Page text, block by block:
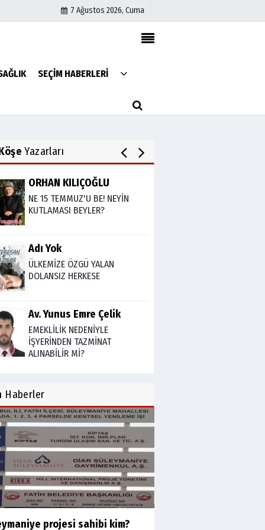
7 Ağustos 2026, Cuma
SEÇİM HABERLERİ
Künye
Çerez Politikası
Yazarları
FARELERİ DİNLEMEYİN!..
Abdullah Gözaydın
ORHAN KILIÇOĞLU
NE 15 TEMMUZ'U BE! NEYİN
KUTLAMASI BEYLER?
Adı Yok
ÜLKEMİZE ÖZGÜ YALAN
DOLANSIZ HERKESE
Av. Yunus Emre Çelik
EMEKLİLİK NEDENİYLE
İŞYERİNDEN TAZMİNAT
ALINABİLİR Mİ?
TÜRK DEVLETLERİ TEŞKİLATI'NI
ANLAMAK
M. Şevket Atalay
Nüfus ve Seçmen sayıları
tutarsızlığı
Misafir Yazar
Yapay zekâ platformlarında
Haberler
projesi sahibi kim?